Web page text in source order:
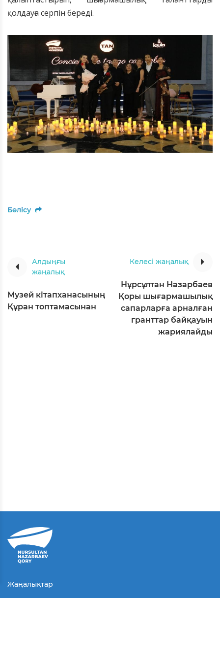
қолдауға серпін береді.
Бөлісу
Алдыңғы
жаңалық
Музей кітапханасының
Құран топтамасынан
Келесі жаңалық
Нұрсұлтан Назарбаев
Қоры шығармашылық
сапарларға арналған
гранттар байқауын
жариялайды
Жаңалықтар